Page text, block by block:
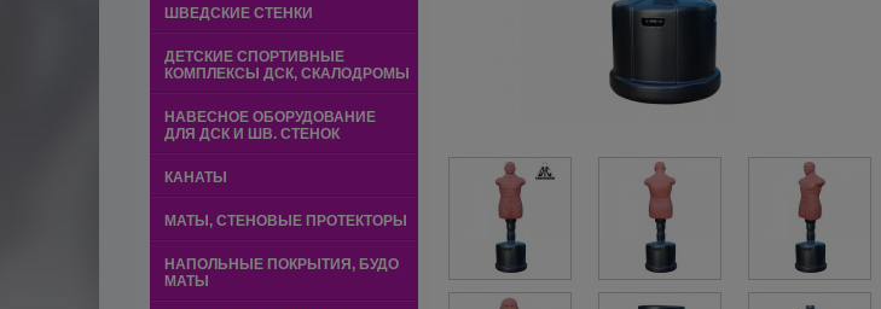
ШВЕДСКИЕ СТЕНКИ
ДЕТСКИЕ СПОРТИВНЫЕ
КОМПЛЕКСЫ ДСК, СКАЛОДРОМЫ
НАВЕСНОЕ ОБОРУДОВАНИЕ
ДЛЯ ДСК И ШВ. СТЕНОК
КАНАТЫ
МАТЫ, СТЕНОВЫЕ ПРОТЕКТОРЫ
НАПОЛЬНЫЕ ПОКРЫТИЯ, БУДО
МАТЫ